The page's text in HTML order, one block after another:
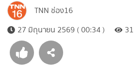
TNN ช่อง16
27 มิถุนายน 2569 ( 00:34 )
31